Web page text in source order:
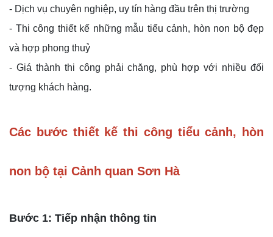
- Dịch vụ chuyên nghiệp, uy tín hàng đầu trên thị trường
- Thi công thiết kế những mẫu tiểu cảnh, hòn non bộ đẹp
và hợp phong thuỷ
- Giá thành thi công phải chăng, phù hợp với nhiều đối
tượng khách hàng.
Các bước thiết kế thi công tiểu cảnh, hòn
non bộ tại Cảnh quan Sơn Hà
Bước 1: Tiếp nhận thông tin